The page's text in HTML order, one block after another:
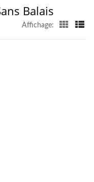
Balais
Affichage: